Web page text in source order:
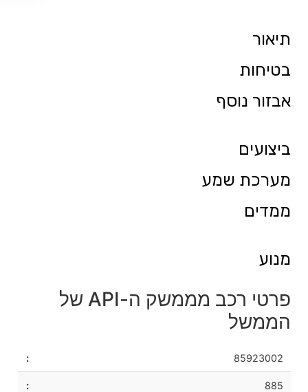
תיאור
בטיחות
אבזור נוסף
ביצועים
מערכת שמע
ממדים
מנוע
פרטי רכב מממשק ה-API של
הממשל
85923002
885